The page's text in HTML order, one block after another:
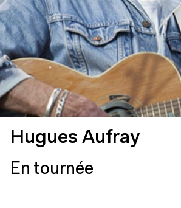
Hugues Aufray
En tournée